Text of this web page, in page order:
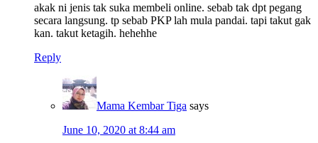
akak ni jenis tak suka membeli online. sebab tak dpt pegang
secara langsung. tp sebab PKP lah mula pandai. tapi takut gak
kan. takut ketagih. hehehhe
Reply
Mama Kembar Tiga says
June 10, 2020 at 8:44 am